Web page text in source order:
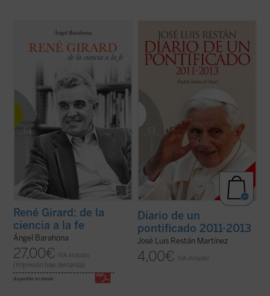
¿Por qué un libro sobre René Girard? ¿En
¿Por qué la teología se siente interpelada e
incómoda por su teoría? ¿Por qué algunos
le llaman el «Darwin de la cultura», otros el
René Girard: de la
ciencia a la fe
Ángel Barahona
27,00€
IVA incluido
(Impresión bajo demanda)
disponible en ebook:
La Iglesia, dijo a los seminaristas de Roma,
es el árbol de Dios, y por eso no hay motivo
para que nos dejemos impresionar por los
truenos de dentro o de fuera. Y aunque el
vendaval arranque las ramas secas y
otras parezcan a punto de morir, el ...
Diario de un
pontificado 2011-2013
José Luis Restán Martínez
4,00€ IVA incluido